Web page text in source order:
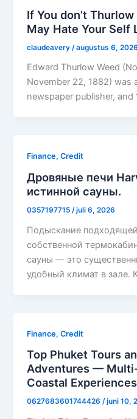
If You don’t
May Hate Your Self
claudeavery /augustus 6, 2026
Edward Thurlow Weed
November 22, 1882) was
Finance, Credit
Дровяные печи
истинной сауны.
0357197715/juli 6, 2026
Подыскание
собственной
сауны — это
удобный климат в зале.
Finance, Credit
Top Phuket Tours
Adventures —
Coastal Experiences
0627683601744426/juni 10,